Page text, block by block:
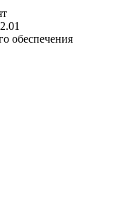
обеспечения